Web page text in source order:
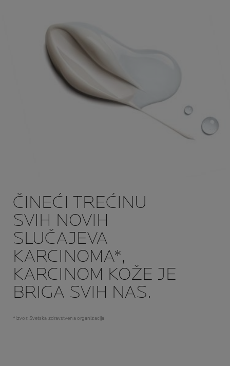
ČINEĆI TREĆINU
SVIH NOVIH
SLUČAJEVA
KARCINOMA*,
KARCINOM KOŽE JE
BRIGA SVIH NAS.
*Izvor: Svetska zdravstvena organizacija